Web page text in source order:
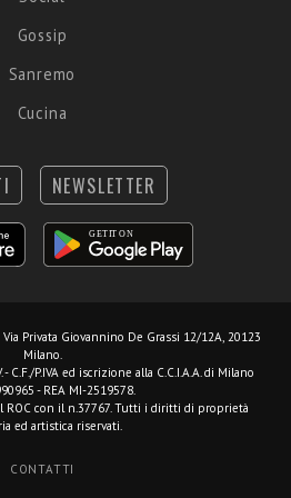
Gossip
Sanremo
Cucina
NEWSLETTER
Privata Giovannino De Grassi 12/12A, 20123
Milano.
C.F./P.IVA ed iscrizione alla C.C.I.A.A. di Milano
- REA MI-2519578.
ROC con il n.37767. Tutti i diritti di proprietà
ed artistica riservati.
CONTATTI